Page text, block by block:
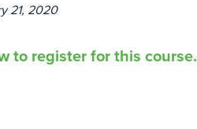
21, 2020
to register for this course.